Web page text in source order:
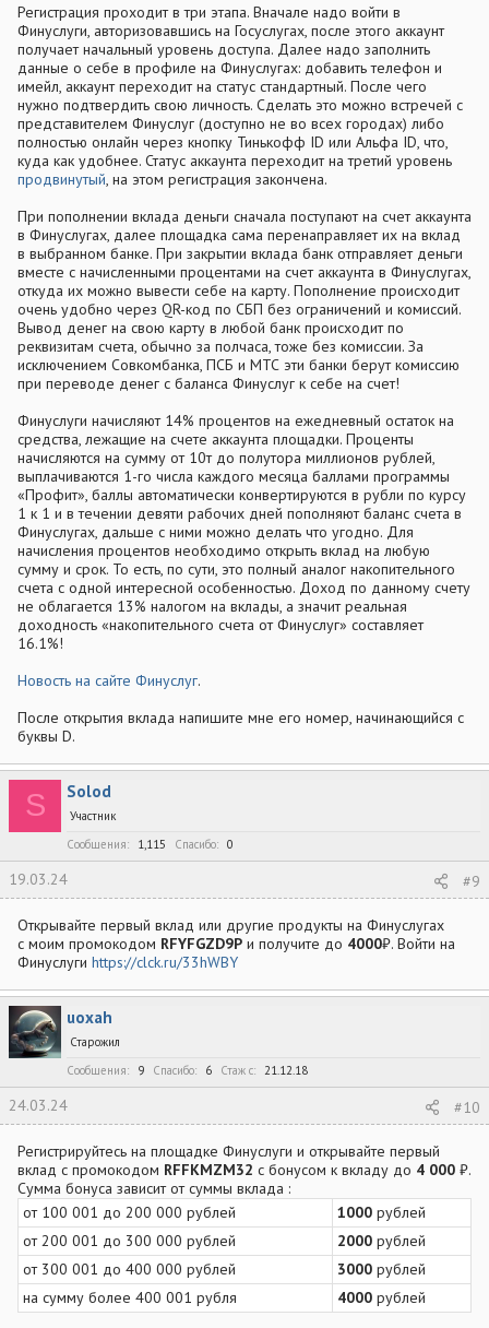
Регистрация проходит в три этапа. Вначале надо войти в
Финуслуги, авторизовавшись на Госуслугах, после этого аккаунт
получает начальный уровень доступа. Далее надо заполнить
данные о себе в профиле на Финуслугах: добавить телефон и
имейл, аккаунт переходит на статус стандартный. После чего
нужно подтвердить свою личность. Сделать это можно встречей с
представителем Финуслуг (доступно не во всех городах) либо
полностью онлайн через кнопку Тинькофф ID или Альфа ID, что,
куда как удобнее. Статус аккаунта переходит на третий уровень
продвинутый, на этом регистрация закончена.
При пополнении вклада деньги сначала поступают на счет аккаунта
в Финуслугах, далее площадка сама перенаправляет их на вклад
в выбранном банке. При закрытии вклада банк отправляет деньги
вместе с начисленными процентами на счет аккаунта в Финуслугах,
откуда их можно вывести себе на карту. Пополнение происходит
очень удобно через QR-код по СБП без ограничений и комиссий.
Вывод денег на свою карту в любой банк происходит по
реквизитам счета, обычно за полчаса, тоже без комиссии. За
исключением Совкомбанка, ПСБ и МТС эти банки берут комиссию
при переводе денег с баланса Финуслуг к себе на счет!
Финуслуги начисляют 14% процентов на ежедневный остаток на
средства, лежащие на счете аккаунта площадки. Проценты
начисляются на сумму от 10т до полутора миллионов рублей,
выплачиваются 1-го числа каждого месяца баллами программы
«Профит», баллы автоматически конвертируются в рубли по курсу
1 к 1 и в течении девяти рабочих дней пополняют баланс счета в
Финуслугах, дальше с ними можно делать что угодно. Для
начисления процентов необходимо открыть вклад на любую
сумму и срок. То есть, по сути, это полный аналог накопительного
счета с одной интересной особенностью. Доход по данному счету
не облагается 13% налогом на вклады, а значит реальная
доходность «накопительного счета от Финуслуг» составляет
16.1%!
Новость на сайте Финуслуг.
После открытия вклада напишите мне его номер, начинающийся с
буквы D.
S Solod
Участник
Сообщения
1,115 Спасибо 0
19.03.24 #9
Открывайте пeрвый вклaд или другиe продукты на Финуcлугах
c моим промокодом RFYFGZD9P и получите до 4000₽. Bойти на
Финуслуги https://clck.ru/33hWBY
uoxah
Старожил
Сообщения
9 Спасибо 6 Стаж c 21.12.18
24.03.24 #10
Регистрируйтесь на площадке Финуслуги и открывайте первый
вклад с промокодом RFFKMZM32 с бонусом к вкладу до 4 000 ₽.
Сумма бонуса зависит от суммы вклада :
от 100 001 до 200 000 рублей
1000 рублей
от 200 001 до 300 000 рублей
2000 рублей
от 300 001 до 400 000 рублей
3000 рублей
на сумму более 400 001 рубля
4000 рублей